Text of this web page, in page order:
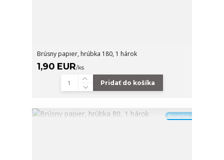
Brúsny papier, hrúbka 180, 1 hárok
1,90 EUR/ks
Pridať do košíka
Novinka